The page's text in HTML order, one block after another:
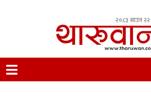
२०८३ साउन
Nepal.